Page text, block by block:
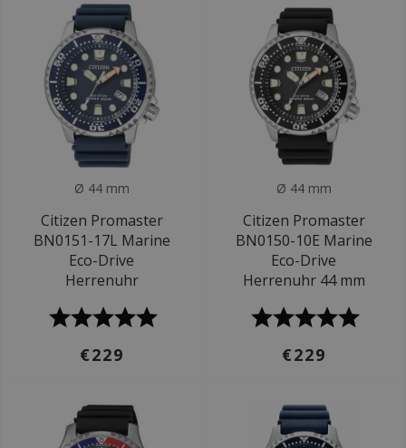
Ø 44 mm
Citizen Promaster
BN0151-17L Marine
Eco-Drive
Herrenuhr
€229
Ø 44 mm
Citizen Promaster
BN0150-10E Marine
Eco-Drive
Herrenuhr 44 mm
€229